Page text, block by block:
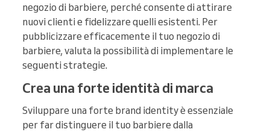
negozio di barbiere, perché consente di attirare
nuovi clienti e fidelizzare quelli esistenti. Per
pubblicizzare efficacemente il tuo negozio di
barbiere, valuta la possibilità di implementare le
seguenti strategie.
Crea una forte identità di marca
Sviluppare una forte brand identity è essenziale
per far distinguere il tuo barbiere dalla